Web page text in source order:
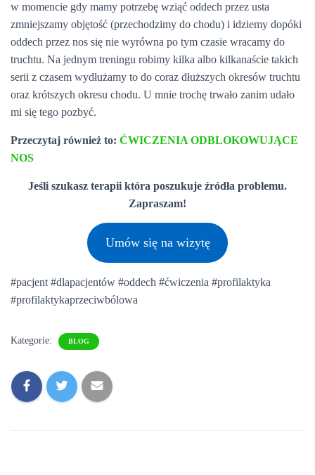
w momencie gdy mamy potrzebę wziąć oddech przez usta
zmniejszamy objętość (przechodzimy do chodu) i idziemy dopóki
oddech przez nos się nie wyrówna po tym czasie wracamy do
truchtu. Na jednym treningu robimy kilka albo kilkanaście takich
serii z czasem wydłużamy to do coraz dłuższych okresów truchtu
oraz krótszych okresu chodu. U mnie trochę trwało zanim udało
mi się tego pozbyć.
Przeczytaj również to: ĆWICZENIA ODBLOKOWUJĄCE
NOS
Jeśli szukasz terapii która poszukuje źródła problemu.
Zapraszam!
Umów się na wizytę
#pacjent #dlapacjentów #oddech #ćwiczenia #profilaktyka
#profilaktykaprzeciwbólowa
Kategorie: BLOG